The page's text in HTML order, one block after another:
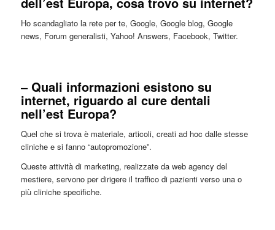
Ho scandagliato la rete per te, Google, Google blog, Google
news, Forum generalisti, Yahoo! Answers, Facebook, Twitter.
– Quali informazioni esistono su
internet, riguardo al cure dentali
nell’est Europa?
Quel che si trova è materiale, articoli, creati ad hoc dalle stesse
cliniche e si fanno “autopromozione”.
Queste attività di marketing, realizzate da web agency del
mestiere, servono per dirigere il traffico di pazienti verso una o
più cliniche specifiche.